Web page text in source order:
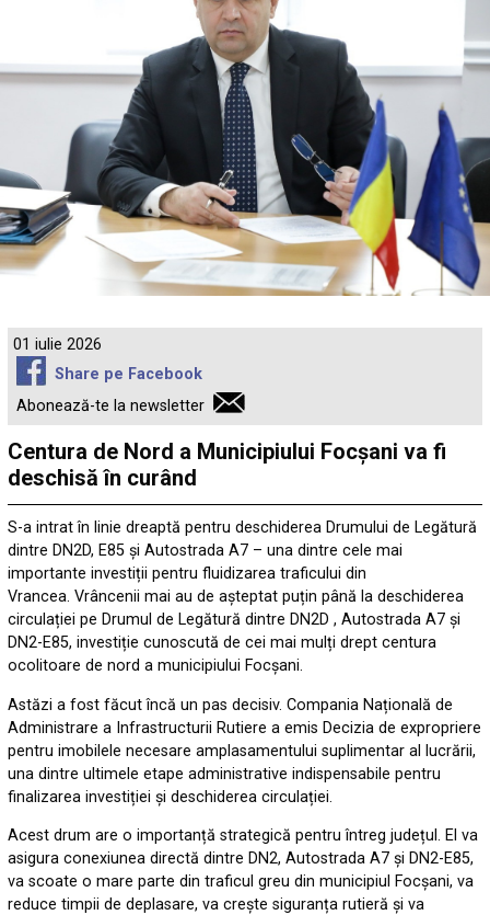
01 iulie 2026
Share pe Facebook
Abonează-te la newsletter
Centura de Nord a Municipiului Focșani va fi
deschisă în curând
S-a intrat în linie dreaptă pentru deschiderea Drumului de Legătură
dintre DN2D, E85 și Autostrada A7 – una dintre cele mai
importante investiții pentru fluidizarea traficului din
Vrancea. Vrâncenii mai au de așteptat puțin până la deschiderea
circulației pe Drumul de Legătură dintre DN2D , Autostrada A7 și
DN2-E85, investiție cunoscută de cei mai mulți drept centura
ocolitoare de nord a municipiului Focșani.
Astăzi a fost făcut încă un pas decisiv. Compania Națională de
Administrare a Infrastructurii Rutiere a emis Decizia de expropriere
pentru imobilele necesare amplasamentului suplimentar al lucrării,
una dintre ultimele etape administrative indispensabile pentru
finalizarea investiției și deschiderea circulației.
Acest drum are o importanță strategică pentru întreg județul. El va
asigura conexiunea directă dintre DN2, Autostrada A7 și DN2-E85,
va scoate o mare parte din traficul greu din municipiul Focșani, va
reduce timpii de deplasare, va crește siguranța rutieră și va